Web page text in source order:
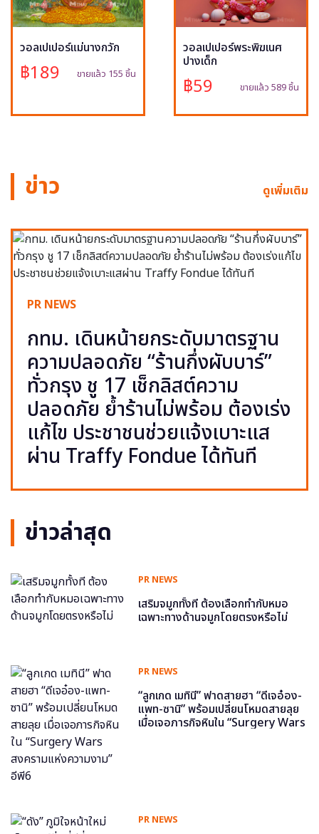
วอลเปเปอร์แม่นางกวัก
฿189 ขายแล้ว 155 ชิ้น
วอลเปเปอร์พระพิฆเนศ
ปางเด็ก
฿59 ขายแล้ว 589 ชิ้น
ข่าว ดูเพิ่มเติม
PR NEWS
กทม. เดินหน้ายกระดับมาตรฐาน
ความปลอดภัย “ร้านกึ่งผับบาร์”
ทั่วกรุง ชู 17 เช็กลิสต์ความ
ปลอดภัย ย้ำร้านไม่พร้อม ต้องเร่ง
แก้ไข ประชาชนช่วยแจ้งเบาะแส
ผ่าน Traffy Fondue ได้ทันที
ข่าวล่าสุด
PR NEWS
เสริมจมูกทั้งที ต้องเลือกทำกับหมอ
เฉพาะทางด้านจมูกโดยตรงหรือไม่
PR NEWS
“ลูกเกด เมทินี” ฟาดสายฮา “ดีเจอ๋อง-
แพท-ซานิ” พร้อมเปลี่ยนโหมดสายลุย
เมื่อเจอภารกิจหินใน “Surgery Wars
PR NEWS